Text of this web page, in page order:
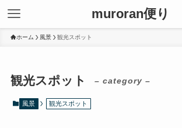
muroran便り
ホーム 風景 観光スポット
観光スポット – category –
風景 観光スポット